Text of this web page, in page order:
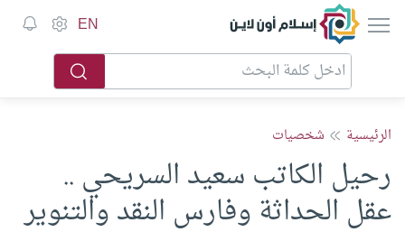
EN
الرئيسية شخصيات
رحيل الكاتب سعيد السريحي ..
عقل الحداثة وفارس النقد والتنوير